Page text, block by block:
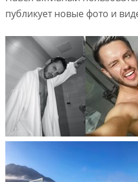
публикует новые фото и